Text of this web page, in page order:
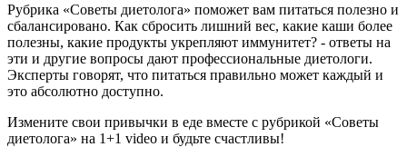
Рубрика «Советы диетолога» поможет вам питаться полезно и
сбалансировано. Как сбросить лишний вес, какие каши более
полезны, какие продукты укрепляют иммунитет? - ответы на
эти и другие вопросы дают профессиональные диетологи.
Эксперты говорят, что питаться правильно может каждый и
это абсолютно доступно.
Измените свои привычки в еде вместе с рубрикой «Советы
диетолога» на 1+1 video и будьте счастливы!